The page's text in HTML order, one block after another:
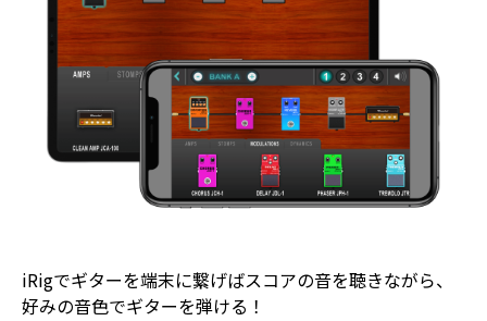
iRigでギターを端末に繋げばスコアの音を聴きながら、
好みの音色でギターを弾ける！